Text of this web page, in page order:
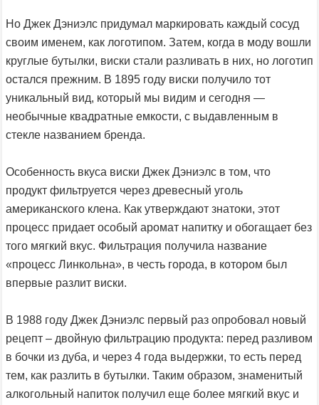
Но Джек Дэниэлс придумал маркировать каждый сосуд
своим именем, как логотипом. Затем, когда в моду вошли
круглые бутылки, виски стали разливать в них, но логотип
остался прежним. В 1895 году виски получило тот
уникальный вид, который мы видим и сегодня —
необычные квадратные емкости, с выдавленным в
стекле названием бренда.
Особенность вкуса виски Джек Дэниэлс в том, что
продукт фильтруется через древесный уголь
американского клена. Как утверждают знатоки, этот
процесс придает особый аромат напитку и обогащает без
того мягкий вкус. Фильтрация получила название
«процесс Линкольна», в честь города, в котором был
впервые разлит виски.
В 1988 году Джек Дэниэлс первый раз опробовал новый
рецепт – двойную фильтрацию продукта: перед разливом
в бочки из дуба, и через 4 года выдержки, то есть перед
тем, как разлить в бутылки. Таким образом, знаменитый
алкогольный напиток получил еще более мягкий вкус и